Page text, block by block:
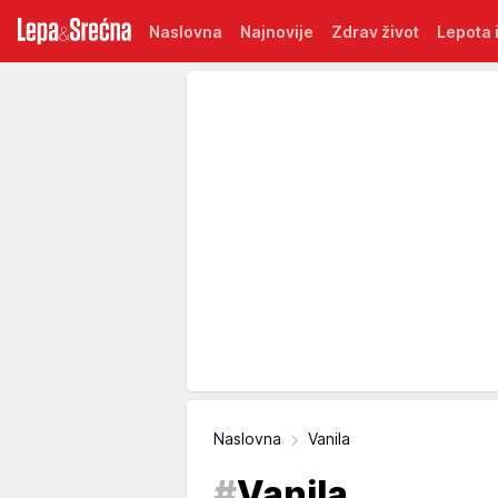
Naslovna Najnovije Zdrav život Lepota
Naslovna Vanila